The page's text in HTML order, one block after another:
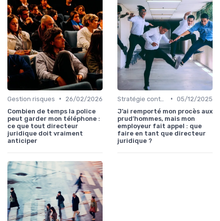
Gestion risques •
26/02/2026
Combien de temps la police
peut garder mon téléphone :
ce que tout directeur
juridique doit vraiment
anticiper
• 05/12/2025
J’ai remporté mon procès aux
prud’hommes, mais mon
employeur fait appel : que
faire en tant que directeur
juridique ?